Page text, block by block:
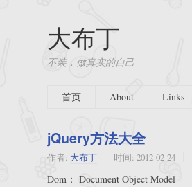
大布丁
不装，做真实的自己
首页
About Links
jQuery方法大全
作者: 大布丁 时间: 2012-02-24
Dom： Document Object Model